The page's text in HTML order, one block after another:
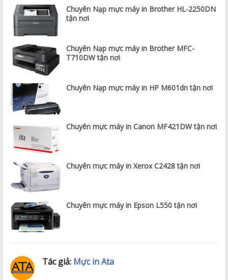
Chuyên Nạp mực máy in Brother HL-2250DN
tận nơi
Chuyên Nạp mực máy in Brother MFC-
T710DW tận nơi
Chuyên Nạp mực máy in HP M601dn tận nơi
Chuyên mực máy in Canon MF421DW tận nơi
Chuyên mực máy in Xerox C2428 tận nơi
Chuyên mực máy in Epson L550 tận nơi
Tác giả: Mực in Ata